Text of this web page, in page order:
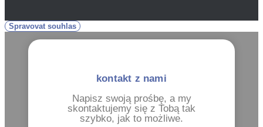
Spravovat souhlas
kontakt z nami
Napisz swoją prośbę, a my
skontaktujemy się z Tobą tak
szybko, jak to możliwe.